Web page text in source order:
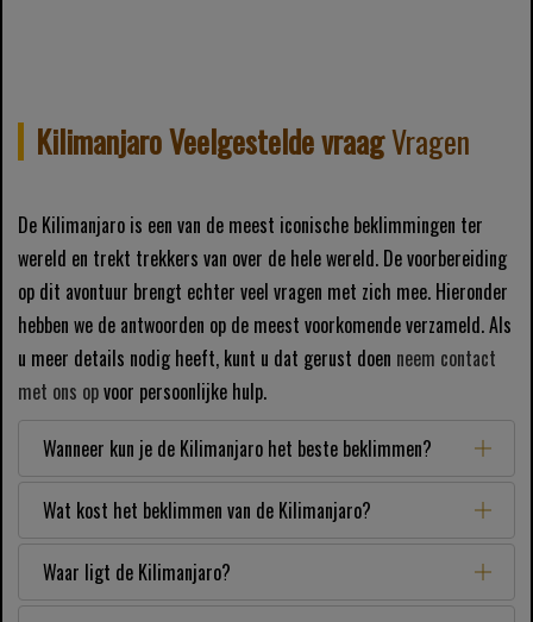
Kilimanjaro Veelgestelde vraagVragen
De Kilimanjaro is een van de meest iconische beklimmingen ter
wereld en trekt trekkers van over de hele wereld. De voorbereiding
op dit avontuur brengt echter veel vragen met zich mee. Hieronder
hebben we de antwoorden op de meest voorkomende verzameld. Als
u meer details nodig heeft, kunt u dat gerust doen neem contact
met ons opvoor persoonlijke hulp.
Wanneer kun je de Kilimanjaro het beste beklimmen?
Wat kost het beklimmen van de Kilimanjaro?
Waar ligt de Kilimanjaro?